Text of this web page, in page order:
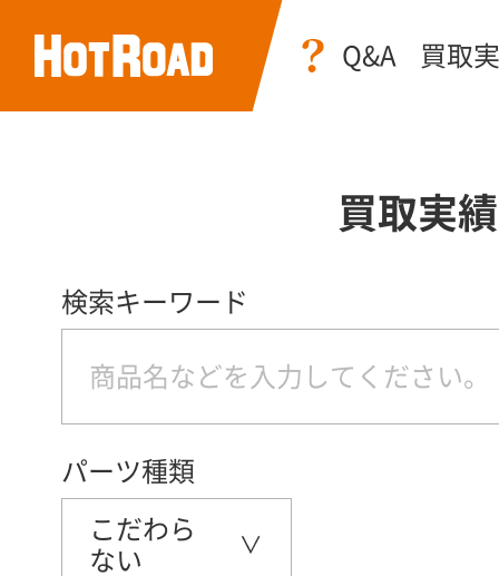
Q&A 買取
買取実績
検索キーワード
パーツ種類
こだわら
ない